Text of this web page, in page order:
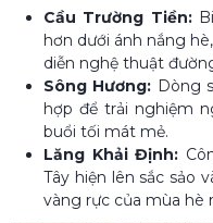
Cầu Trường Tiền:
hơn dưới ánh nắng
diễn nghệ thuật
Sông Hương: Dòng
hợp để trải nghiệm
buổi tối mát mẻ.
Lăng Khải Định:
Tây hiện lên sắc sảo
vàng rực của mùa hè